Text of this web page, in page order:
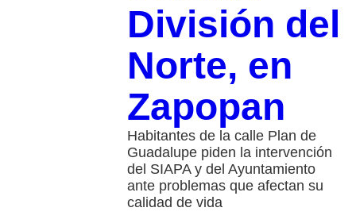
División del
Norte, en
Zapopan
Habitantes de la calle Plan de
Guadalupe piden la intervención
del SIAPA y del Ayuntamiento
ante problemas que afectan su
calidad de vida